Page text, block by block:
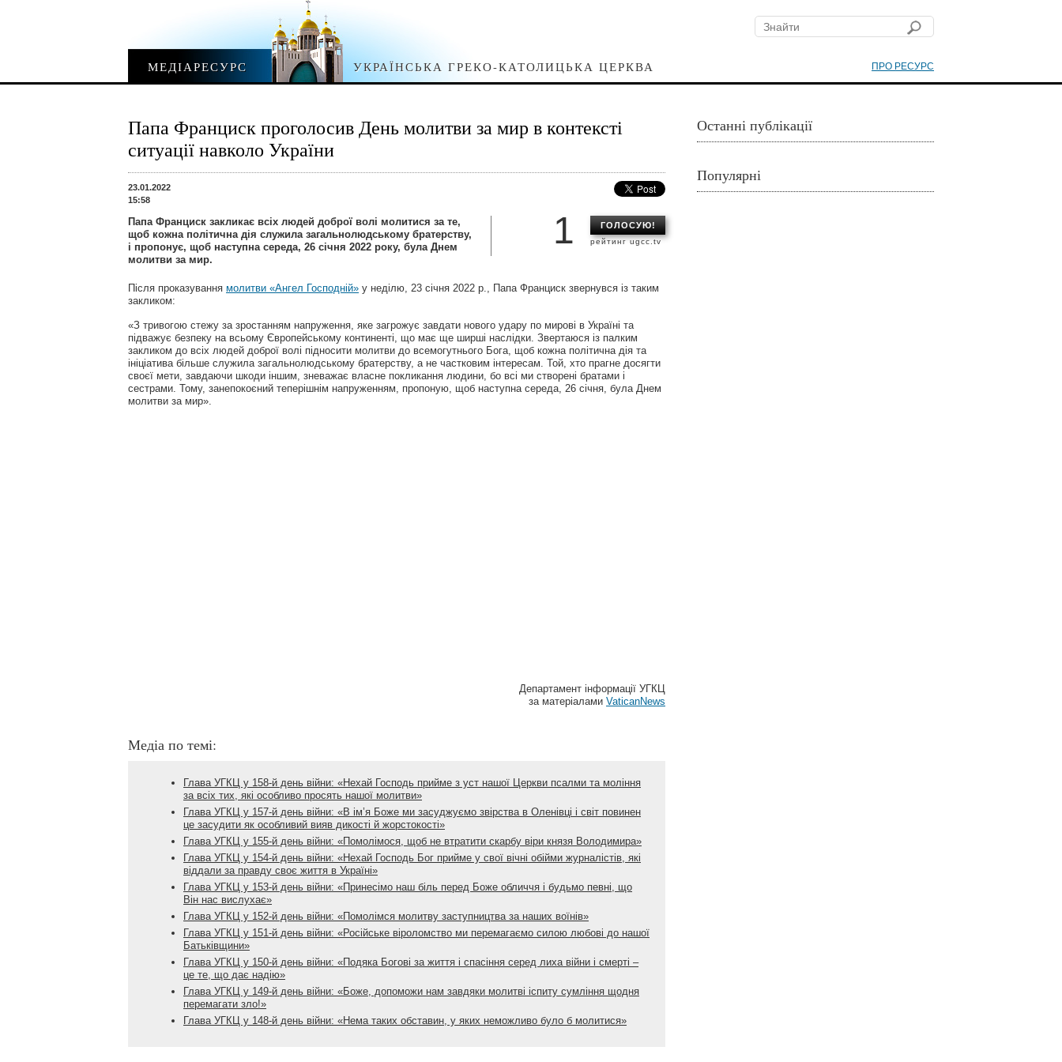
ПРО РЕСУРС
МЕДІАРЕСУРС УКРАЇНСЬКА ГРЕКО-КАТОЛИЦЬКА ЦЕРКВА
Папа Франциск проголосив День молитви за мир в контексті
ситуації навколо України
23.01.2022
15:58
ГОЛОСУЮ!
рейтинг ugcc.tv
1
Папа Франциск закликає всіх людей доброї волі молитися за те,
щоб кожна політична дія служила загальнолюдському братерству,
і пропонує, щоб наступна середа, 26 січня 2022 року, була Днем
молитви за мир.
Після проказування молитви «Ангел Господній» у неділю, 23 січня 2022 р., Папа Франциск звернувся із таким
закликом:
«З тривогою стежу за зростанням напруження, яке загрожує завдати нового удару по мирові в Україні та
підважує безпеку на всьому Європейському континенті, що має ще ширші наслідки. Звертаюся із палким
закликом до всіх людей доброї волі підносити молитви до всемогутнього Бога, щоб кожна політична дія та
ініціатива більше служила загальнолюдському братерству, а не частковим інтересам. Той, хто прагне досягти
своєї мети, завдаючи шкоди іншим, зневажає власне покликання людини, бо всі ми створені братами і
сестрами. Тому, занепокоєний теперішнім напруженням, пропоную, щоб наступна середа, 26 січня, була Днем
молитви за мир».
Департамент інформації УГКЦ
за матеріалами VaticanNews
Медіа по темі:
Глава УГКЦ у 158-й день війни: «Нехай Господь прийме з уст нашої Церкви псалми та моління
за всіх тих, які особливо просять нашої молитви»
Глава УГКЦ у 157-й день війни: «В ім’я Боже ми засуджуємо звірства в Оленівці і світ повинен
це засудити як особливий вияв дикості й жорстокості»
Глава УГКЦ у 155-й день війни: «Помолімося, щоб не втратити скарбу віри князя Володимира»
Глава УГКЦ у 154-й день війни: «Нехай Господь Бог прийме у свої вічні обійми журналістів, які
віддали за правду своє життя в Україні»
Глава УГКЦ у 153-й день війни: «Принесімо наш біль перед Боже обличчя і будьмо певні, що
Він нас вислухає»
Глава УГКЦ у 152-й день війни: «Помолімся молитву заступництва за наших воїнів»
Глава УГКЦ у 151-й день війни: «Російське віроломство ми перемагаємо силою любові до нашої
Батьківщини»
Глава УГКЦ у 150-й день війни: «Подяка Богові за життя і спасіння серед лиха війни і смерті –
це те, що дає надію»
Глава УГКЦ у 149-й день війни: «Боже, допоможи нам завдяки молитві іспиту сумління щодня
перемагати зло!»
Глава УГКЦ у 148-й день війни: «Нема таких обставин, у яких неможливо було б молитися»
Останні публікації
Популярні